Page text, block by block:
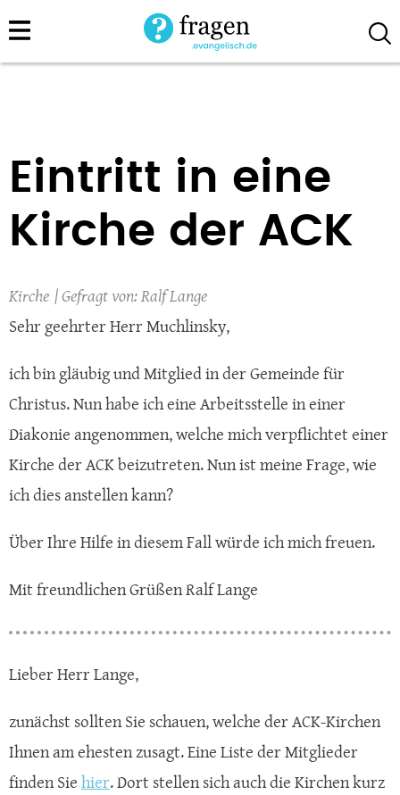
Direkt
zum
Eintritt in eine
Kirche der ACK
Kirche
Ralf Lange
Sehr geehrter Herr Muchlinsky,
ich bin gläubig und Mitglied in der Gemeinde für
Christus. Nun habe ich eine Arbeitsstelle in einer
Diakonie angenommen, welche mich verpflichtet einer
Kirche der ACK beizutreten. Nun ist meine Frage, wie
ich dies anstellen kann?
Über Ihre Hilfe in diesem Fall würde ich mich freuen.
Mit freundlichen Grüßen Ralf Lange
Lieber Herr Lange,
zunächst sollten Sie schauen, welche der ACK-Kirchen
Ihnen am ehesten zusagt. Eine Liste der Mitglieder
finden Siehier. Dort stellen sich auch die Kirchen kurz